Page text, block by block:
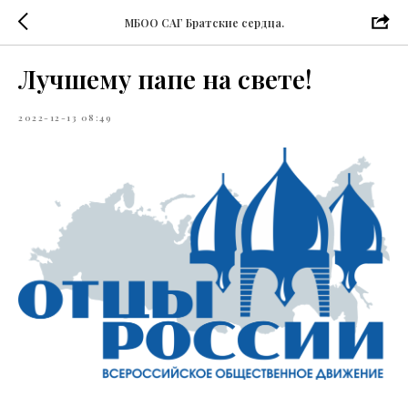
МБОО САГ Братские сердца.
Лучшему папе на свете!
2022-12-13 08:49